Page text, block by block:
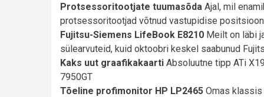
Protsessoritootjate tuumasõda Ajal, mil
protsessoritootjad võtnud vastupidise
Fujitsu-Siemens LifeBook E8210 Meilt on läbi
sülearvuteid, kuid oktoobri keskel saabunud
Kaks uut graafikakaarti Absoluutne tipp ATi
7950GT
Tõeline profimonitor HP LP2465 Omas klassis